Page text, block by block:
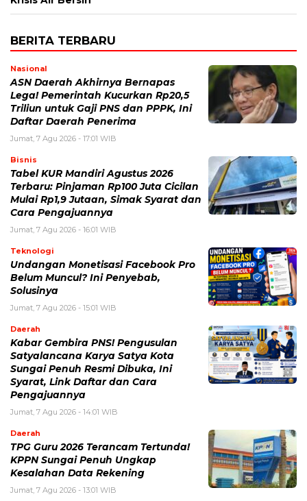
BERITA TERBARU
Nasional
ASN Daerah Akhirnya Bernapas
Lega! Pemerintah Kucurkan Rp20,5
Triliun untuk Gaji PNS dan PPPK, Ini
Daftar Daerah Penerima
Jumat, 7 Agu 2026 - 17:01 WIB
Bisnis
Tabel KUR Mandiri Agustus 2026
Terbaru: Pinjaman Rp100 Juta Cicilan
Mulai Rp1,9 Jutaan, Simak Syarat dan
Cara Pengajuannya
Jumat, 7 Agu 2026 - 16:01 WIB
Teknologi
Undangan Monetisasi Facebook Pro
Belum Muncul? Ini Penyebab,
Solusinya
Jumat, 7 Agu 2026 - 15:01 WIB
Daerah
Kabar Gembira PNS! Pengusulan
Satyalancana Karya Satya Kota
Sungai Penuh Resmi Dibuka, Ini
Syarat, Link Daftar dan Cara
Pengajuannya
Jumat, 7 Agu 2026 - 14:01 WIB
Daerah
TPG Guru 2026 Terancam Tertunda!
KPPN Sungai Penuh Ungkap
Kesalahan Data Rekening
Jumat, 7 Agu 2026 - 13:01 WIB